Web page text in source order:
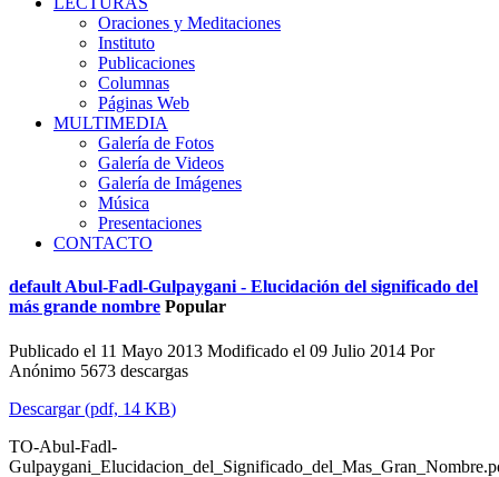
Oraciones y Meditaciones
Instituto
Publicaciones
Columnas
Páginas Web
MULTIMEDIA
Galería de Fotos
Galería de Videos
Galería de Imágenes
Música
Presentaciones
CONTACTO
default Abul-Fadl-Gulpaygani - Elucidación del significado del
más grande nombre Popular
Publicado el 11 Mayo 2013 Modificado el 09 Julio 2014 Por
Anónimo 5673 descargas
Descargar(pdf, 14 KB)
TO-Abul-Fadl-